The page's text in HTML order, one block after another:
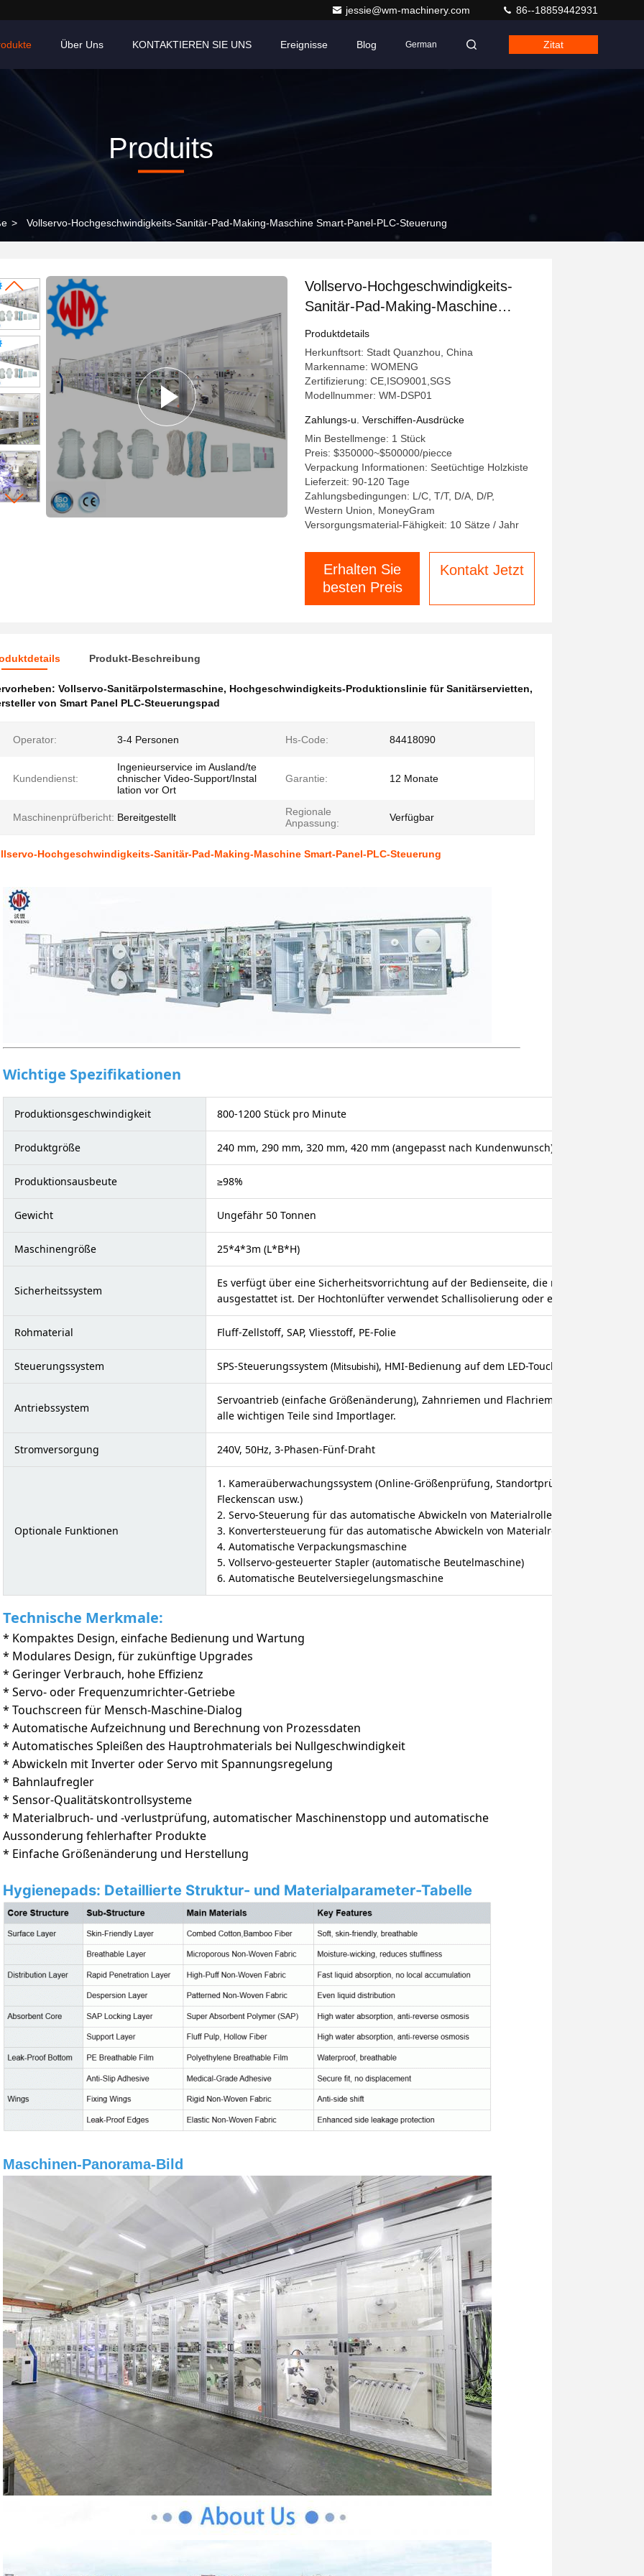
jessie@wm-machinery.com 86--18859442931
Über Uns KONTAKTIEREN SIE UNS Ereignisse Blog German Zitat
Produits
> Vollservo-Hochgeschwindigkeits-Sanitär-Pad-Making-Maschine Smart-Panel-PLC-Steuerung
Vollservo-Hochgeschwindigkeits-
Sanitär-Pad-Making-Maschine
Smart-Panel-PLC-Steuerung
Produktdetails
Herkunftsort: Stadt Quanzhou, China
Markenname: WOMENG
Zertifizierung: CE,ISO9001,SGS
Modellnummer: WM-DSP01
Zahlungs-u. Verschiffen-Ausdrücke
Min Bestellmenge: 1 Stück
Preis: $350000~$500000/piecce
Verpackung Informationen: Seetüchtige Holzkiste
Lieferzeit: 90-120 Tage
Zahlungsbedingungen: L/C, T/T, D/A, D/P,
Western Union, MoneyGram
Versorgungsmaterial-Fähigkeit: 10 Sätze / Jahr
Erhalten Sie
besten Preis
Kontakt Jetzt
Produkt-Beschreibung
Vollservo-Sanitärpolstermaschine, Hochgeschwindigkeits-Produktionslinie für Sanitärservietten,
von Smart Panel PLC-Steuerungspad
Operator: 3-4 Personen Hs-Code: 84418090
Kundendienst:
Ingenieurservice im Ausland/te
chnischer Video-Support/Instal
lation vor Ort
Garantie: 12 Monate
Maschinenprüfbericht: Bereitgestellt
Regionale
Anpassung:
Verfügbar
Hochgeschwindigkeits-Sanitär-Pad-Making-Maschine Smart-Panel-PLC-Steuerung
Wichtige Spezifikationen
Produktionsgeschwindigkeit 800-1200 Stück pro Minute
Produktgröße 240 mm, 290 mm, 320 mm, 420 mm (angepasst nach Kundenwunsch)
Produktionsausbeute ≥98%
Gewicht Ungefähr 50 Tonnen
Maschinengröße 25*4*3m (L*B*H)
Sicherheitssystem
Es verfügt über eine Sicherheitsvorrichtung auf der Bedienseite, die mit einem Not-
ausgestattet ist. Der Hochtonlüfter verwendet Schallisolierung oder einen
Rohmaterial Fluff-Zellstoff, SAP, Vliesstoff, PE-Folie
Steuerungssystem SPS-Steuerungssystem (Mitsubishi), HMI-Bedienung auf dem LED-Touch
Antriebssystem
Servoantrieb (einfache Größenänderung), Zahnriemen und Flachriemen sind
alle wichtigen Teile sind Importlager.
Stromversorgung 240V, 50Hz, 3-Phasen-Fünf-Draht
Optionale Funktionen
1. Kameraüberwachungssystem (Online-Größenprüfung, Standortprüfung,
Fleckenscan usw.)
2. Servo-Steuerung für das automatische Abwickeln von Materialrollen
3. Konvertersteuerung für das automatische Abwickeln von Materialrollen
4. Automatische Verpackungsmaschine
5. Vollservo-gesteuerter Stapler (automatische Beutelmaschine)
6. Automatische Beutelversiegelungsmaschine
Technische Merkmale:
* Kompaktes Design, einfache Bedienung und Wartung
* Modulares Design, für zukünftige Upgrades
* Geringer Verbrauch, hohe Effizienz
* Servo- oder Frequenzumrichter-Getriebe
* Touchscreen für Mensch-Maschine-Dialog
* Automatische Aufzeichnung und Berechnung von Prozessdaten
* Automatisches Spleißen des Hauptrohmaterials bei Nullgeschwindigkeit
* Abwickeln mit Inverter oder Servo mit Spannungsregelung
* Bahnlaufregler
* Sensor-Qualitätskontrollsysteme
* Materialbruch- und -verlustprüfung, automatischer Maschinenstopp und automatische
Aussonderung fehlerhafter Produkte
* Einfache Größenänderung und Herstellung
Hygienepads: Detaillierte Struktur- und Materialparameter-Tabelle
Maschinen-Panorama-Bild